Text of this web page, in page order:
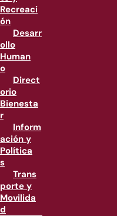
Recreaci
ón
Desarr
ollo
Human
o
Direct
orio
Bienesta
r
Inform
ación y
Política
s
Trans
porte y
Movilida
d